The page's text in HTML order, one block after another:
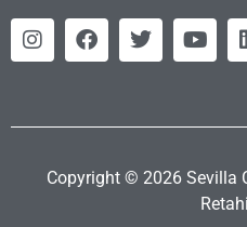
Copyright © 2026 Sevilla